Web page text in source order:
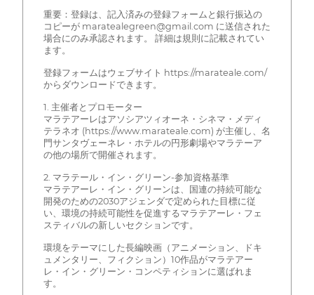
重要：登録は、記入済みの登録フォームと銀行振込の
コピーが maratealegreen@gmail.com に送信された
場合にのみ承認されます。 詳細は規則に記載されてい
ます。
登録フォームはウェブサイト https://marateale.com/
からダウンロードできます。
1. 主催者とプロモーター
マラテアーレはアソシアツィオーネ・シネマ・メディ
テラネオ (https://www.marateale.com) が主催し、名
門サンタヴェーネレ・ホテルの円形劇場やマラテーア
の他の場所で開催されます。
2. マラテール・イン・グリーン-参加資格基準
マラテアーレ・イン・グリーンは、国連の持続可能な
開発のための2030アジェンダで定められた目標に従
い、環境の持続可能性を促進するマラテアーレ・フェ
スティバルの新しいセクションです。
環境をテーマにした長編映画（アニメーション、ドキ
ュメンタリー、フィクション）10作品がマラテアー
レ・イン・グリーン・コンペティションに選ばれま
す。